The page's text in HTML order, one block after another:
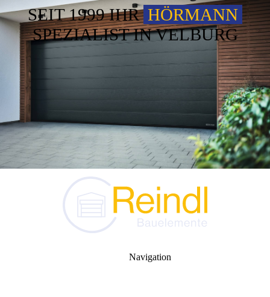
SEIT 1999 IHR HÖRMANN
SPEZIALIST IN VELBURG
Navigation